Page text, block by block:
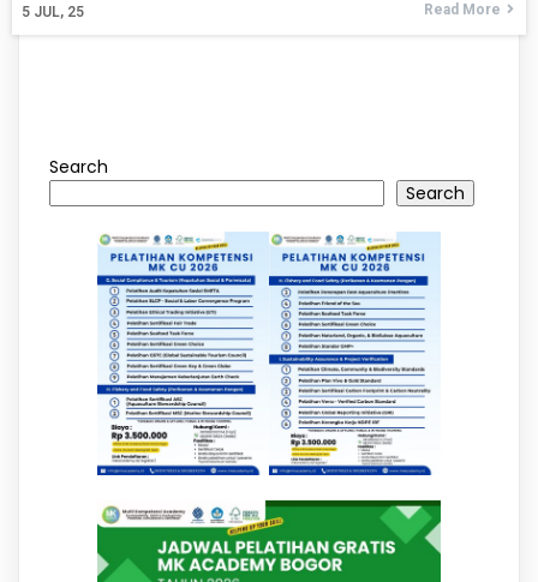
5 JUL, 25 Read More
Search
Search